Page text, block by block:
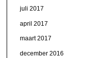
juli 2017
april 2017
maart 2017
december 2016